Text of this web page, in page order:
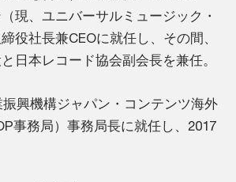
現、ユニバーサルミュージック・
役社長兼CEOに就任し、その間、
日本レコード協会副会長を兼任。
興機構ジャパン・コンテンツ海外
事務局）事務局長に就任し、2017